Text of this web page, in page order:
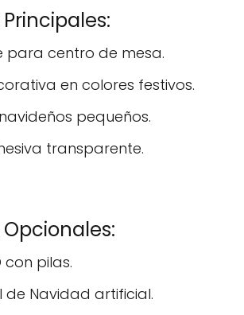
para centro de mesa.
en colores festivos.
pequeños.
transparente.
con pilas.
de Navidad artificial.